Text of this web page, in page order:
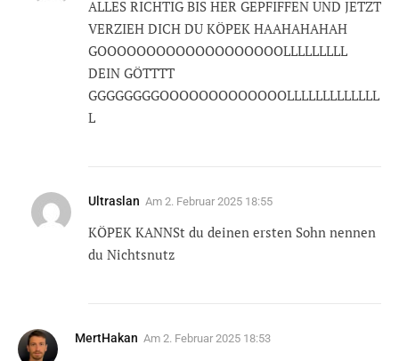
ALLES RICHTIG BIS HER GEPFIFFEN UND JETZT
VERZIEH DICH DU KÖPEK HAAHAHAHAH
GOOOOOOOOOOOOOOOOOOOLLLLLLLLL
DEIN GÖTTTT
GGGGGGGGOOOOOOOOOOOOOLLLLLLLLLLLLL
L
Ultraslan Am 2. Februar 2025 18:55
KÖPEK KANNSt du deinen ersten Sohn nennen
du Nichtsnutz
MertHakan Am 2. Februar 2025 18:53